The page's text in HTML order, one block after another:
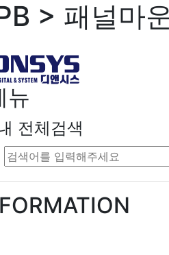
> 패널마
뉴
전체검색